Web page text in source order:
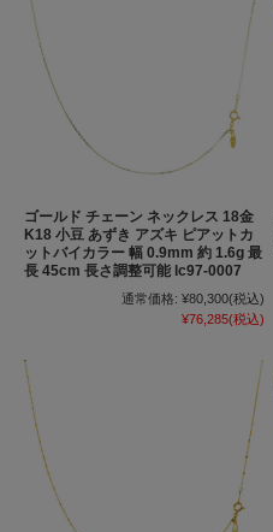
ゴールド チェーン ネックレス 18金
K18 小豆 あずき アズキ ピアットカ
ットバイカラー 幅 0.9mm 約 1.6g 最
長 45cm 長さ調整可能 lc97-0007
通常価格: ¥80,300(税込)
¥76,285(税込)